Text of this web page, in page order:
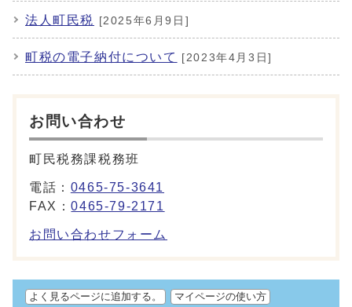
法人町民税 [2025年6月9日]
町税の電子納付について [2023年4月3日]
お問い合わせ
町民税務課税務班
電話： 0465-75-3641
FAX：0465-79-2171
お問い合わせフォーム
よく見るページに追加する。 マイページの使い方